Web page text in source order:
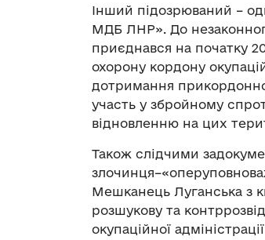
Інший підозрюваний –
МДБ ЛНР». До
приєднався на початку
охорону кордону
дотримання
участь у збройному
відновленню на цих
Також слідчими
Мешканець Луганська з
розшукову та
окупаційної